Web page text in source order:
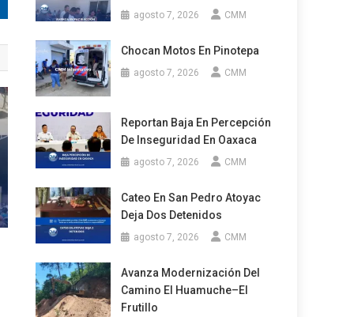
agosto 7, 2026 CMM
Chocan Motos En Pinotepa
agosto 7, 2026 CMM
Reportan Baja En Percepción
De Inseguridad En Oaxaca
agosto 7, 2026 CMM
Cateo En San Pedro Atoyac
Deja Dos Detenidos
agosto 7, 2026 CMM
Avanza Modernización Del
Camino El Huamuche–El
Frutillo